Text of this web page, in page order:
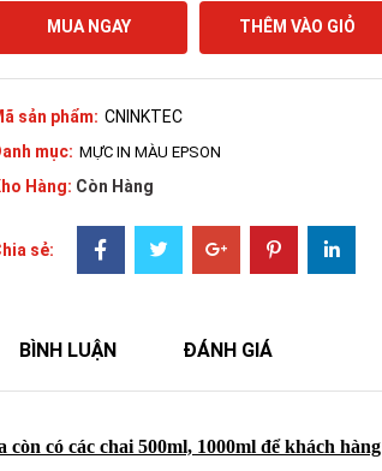
MUA NGAY THÊM VÀO GIỎ
sản phẩm: CNINKTEC
mục: MỰC IN MÀU EPSON
Hàng: Còn Hàng
sẻ:
BÌNH LUẬN ĐÁNH GIÁ
có các chai 500ml, 1000ml để khách hàng